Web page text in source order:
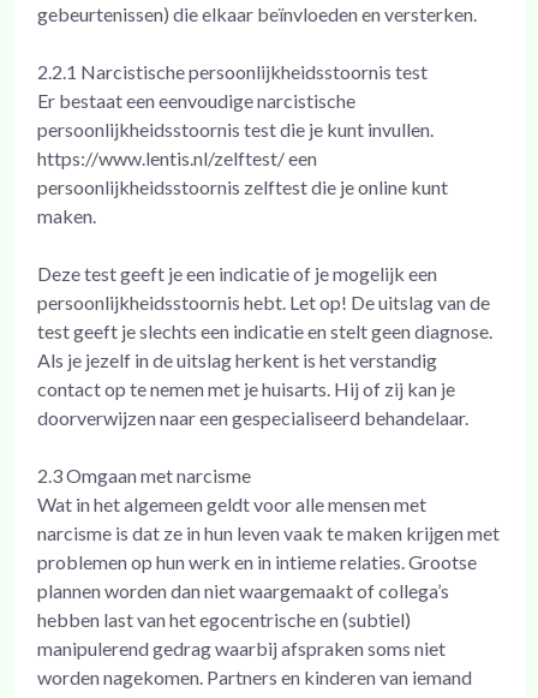
gebeurtenissen) die elkaar beïnvloeden en versterken.
2.2.1 Narcistische persoonlijkheidsstoornis test
Er bestaat een eenvoudige narcistische
persoonlijkheidsstoornis test die je kunt invullen.
https://www.lentis.nl/zelftest/ een
persoonlijkheidsstoornis zelftest die je online kunt
maken.
Deze test geeft je een indicatie of je mogelijk een
persoonlijkheidsstoornis hebt. Let op! De uitslag van de
test geeft je slechts een indicatie en stelt geen diagnose.
Als je jezelf in de uitslag herkent is het verstandig
contact op te nemen met je huisarts. Hij of zij kan je
doorverwijzen naar een gespecialiseerd behandelaar.
2.3 Omgaan met narcisme
Wat in het algemeen geldt voor alle mensen met
narcisme is dat ze in hun leven vaak te maken krijgen met
problemen op hun werk en in intieme relaties. Grootse
plannen worden dan niet waargemaakt of collega’s
hebben last van het egocentrische en (subtiel)
manipulerend gedrag waarbij afspraken soms niet
worden nagekomen. Partners en kinderen van iemand